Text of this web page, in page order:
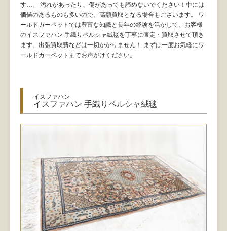
す…。 汚れがあったり、傷があっても諦めないでください！中には
価値のあるものも多いので、高額買取となる場合もございます。 ワ
ールドカーペットでは豊富な知識と長年の経験を活かして、お客様
のイスファハン 手織りペルシャ絨毯を丁寧に査定・買取させて頂き
ます。出張買取費などは一切かかりません！ まずは一度お気軽にワ
ールドカーペットまでお声がけください。
イスファハン
イスファハン 手織りペルシャ絨毯